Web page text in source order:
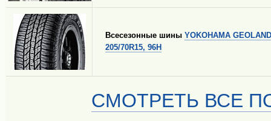
Всесезонные шины YOKOHAMA
205/70R15, 96H
СМОТРЕТЬ ВСЕ